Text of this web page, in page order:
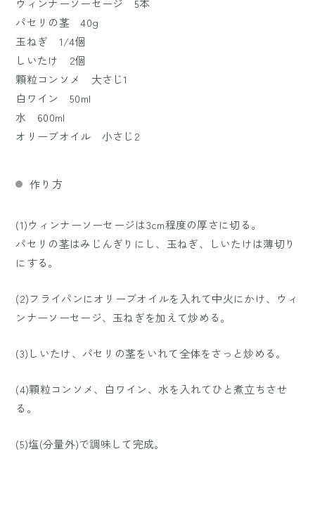
ウィンナーソーセージ 5本
パセリの茎 40g
玉ねぎ 1/4個
しいたけ 2個
顆粒コンソメ 大さじ1
白ワイン 50ml
水 600ml
オリーブオイル 小さじ2
作り方
(1)ウィンナーソーセージは3cm程度の厚さに切る。
パセリの茎はみじんぎりにし、玉ねぎ、しいたけは薄切り
にする。
(2)フライパンにオリーブオイルを入れて中火にかけ、ウィ
ンナーソーセージ、玉ねぎを加えて炒める。
(3)しいたけ、パセリの茎をいれて全体をさっと炒める。
(4)顆粒コンソメ、白ワイン、水を入れてひと煮立ちさせ
る。
(5)塩(分量外)で調味して完成。